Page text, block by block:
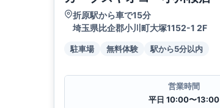
折原駅から車で15分
埼玉県比企郡小川町大塚1152-1 2F
駐車場 無料体験 駅から5分以内
営業時間
平日 10:00〜13:00